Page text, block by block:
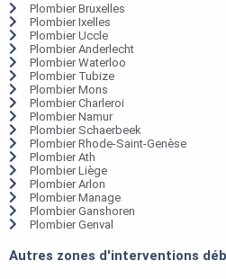
Plombier Bruxelles
Plombier Ixelles
Plombier Uccle
Plombier Anderlecht
Plombier Waterloo
Plombier Tubize
Plombier Mons
Plombier Charleroi
Plombier Namur
Plombier Schaerbeek
Plombier Rhode-Saint-Genèse
Plombier Ath
Plombier Liège
Plombier Arlon
Plombier Manage
Plombier Ganshoren
Plombier Genval
Autres zones d'interventions